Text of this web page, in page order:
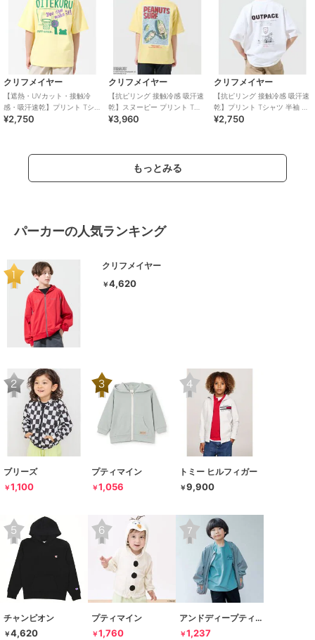
クリフメイヤー
【遮熱・UVカット・接触冷
感・吸汗速乾】プリント Tシャ
ツ OITEKURU 120cm～170cm
¥2,750
クリフメイヤー
【抗ピリング 接触冷感 吸汗速
乾】スヌーピー プリント Tシ
ャツ サーフ 120cm～170cm
¥3,960
クリフメイヤー
【抗ピリング 接触冷感 吸汗速
乾】プリント Tシャツ 半袖 サ
ッカー 120cm～170cm
¥2,750
もっとみる
パーカーの人気ランキング
クリフメイヤー
￥4,620
ブリーズ
￥1,100
プティマイン
￥1,056
トミー ヒルフィガー
￥9,900
チャンピオン
￥4,620
プティマイン
￥1,760
アンドディープティマイン
￥1,237